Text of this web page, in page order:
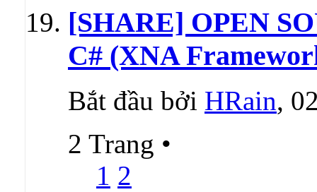
[SHARE] OPEN
C# (XNA
Bắt đầu bởi HRain,
2 Trang •
1 2